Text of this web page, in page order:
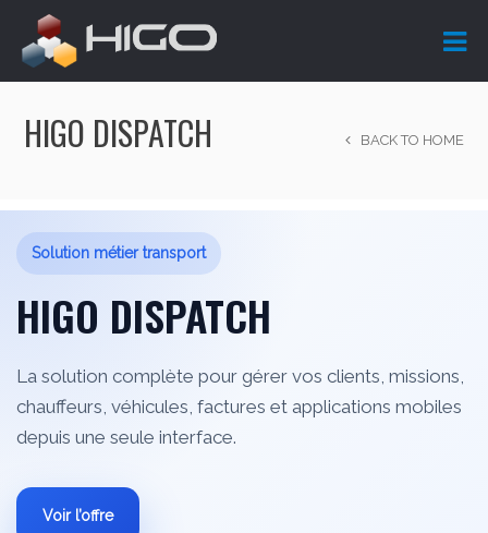
HIGO DISPATCH BACK TO HOME
Solution métier transport
HIGO DISPATCH
La solution complète pour gérer vos clients, missions,
chauffeurs, véhicules, factures et applications mobiles
depuis une seule interface.
Voir l’offre